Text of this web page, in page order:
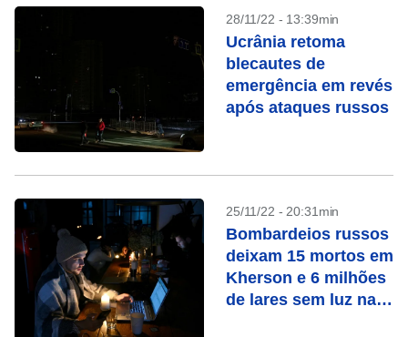
28/11/22 - 13:39min
Ucrânia retoma
blecautes de
emergência em revés
após ataques russos
25/11/22 - 20:31min
Bombardeios russos
deixam 15 mortos em
Kherson e 6 milhões
de lares sem luz na